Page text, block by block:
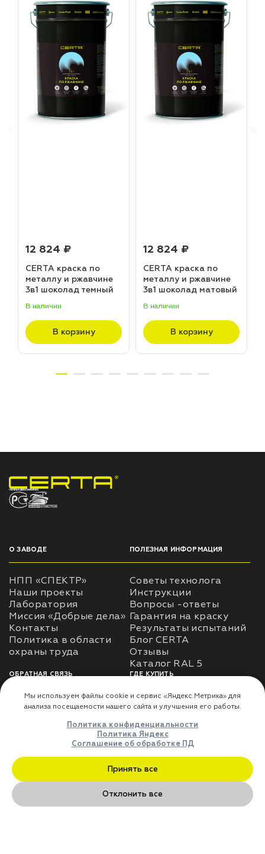
12 824 ₽
CERTA краска по
металлу и ржавчине
3в1 шоколад темный
(20,0кг)
В наличии
В корзину
12 824 ₽
CERTA краска по
металлу и ржавчине
3в1 шоколад матовый
В наличии
В корзину
НПП «СПЕКТР» ЗАВОД ЛАКОКРАСОЧНЫХ МАТЕРИАЛОВ
О ЗАВОДЕ
НПП «СПЕКТР»
Наши проекты
Лаборатория
Миссия «Добрые дела»
Контакты
Политика в области
ПОЛЕЗНАЯ ИНФОРМАЦИЯ
Советы технолога
Инструкции
Вопросы -ответы
Гарантия на краску
Результаты испытаний
Блог CERTA
Отзывы
Каталог RAL 5
ОБРАТНАЯ СВЯЗЬ
Использование
использования личных
Оферта
ГДЕ КУПИТЬ
Доставка
Где купить
ДЛЯ ПАРТНЁРОВ
Преимущества